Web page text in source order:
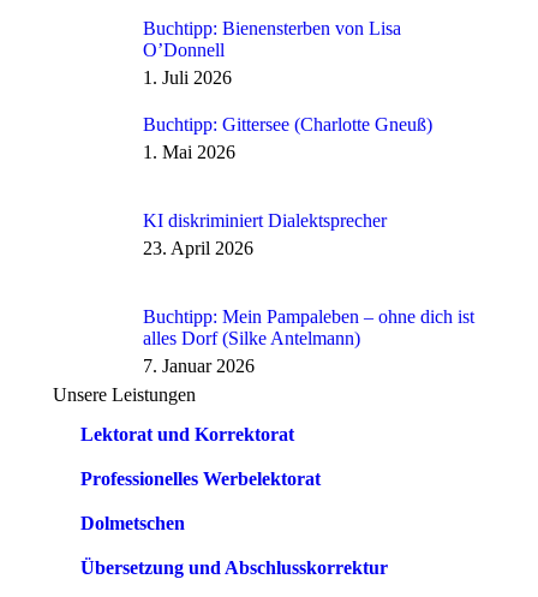
Buchtipp: Bienensterben von Lisa
O’Donnell
1. Juli 2026
Buchtipp: Gittersee (Charlotte Gneuß)
1. Mai 2026
KI diskriminiert Dialektsprecher
23. April 2026
Buchtipp: Mein Pampaleben – ohne dich ist
alles Dorf (Silke Antelmann)
7. Januar 2026
Unsere Leistungen
Lektorat und Korrektorat
Professionelles Werbelektorat
Dolmetschen
Übersetzung und Abschlusskorrektur